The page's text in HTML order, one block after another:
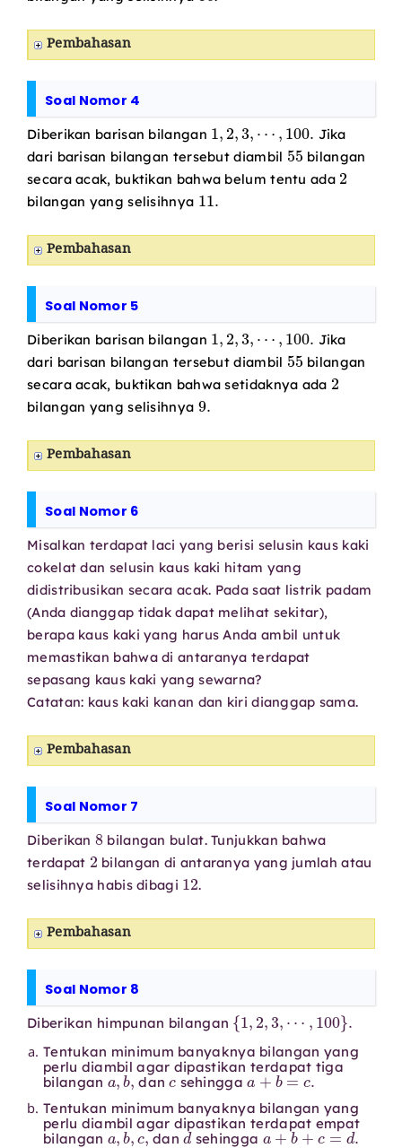
Pembahasan
Soal Nomor 4
Diberikan barisan bilangan
1,2,3,⋯,100.
Jika
dari barisan bilangan tersebut diambil
55
bilangan
secara acak, buktikan bahwa belum tentu ada
2
bilangan yang selisihnya
11.
Pembahasan
Soal Nomor 5
Diberikan barisan bilangan
1,2,3,⋯,100.
Jika
dari barisan bilangan tersebut diambil
55
bilangan
secara acak, buktikan bahwa setidaknya ada
2
bilangan yang selisihnya
9.
Pembahasan
Soal Nomor 6
Misalkan terdapat laci yang berisi selusin kaus kaki
cokelat dan selusin kaus kaki hitam yang
didistribusikan secara acak. Pada saat listrik padam
(Anda dianggap tidak dapat melihat sekitar),
berapa kaus kaki yang harus Anda ambil untuk
memastikan bahwa di antaranya terdapat
sepasang kaus kaki yang sewarna?
Catatan: kaus kaki kanan dan kiri dianggap sama.
Pembahasan
Soal Nomor 7
Diberikan
8
bilangan bulat. Tunjukkan bahwa
terdapat
2
bilangan di antaranya yang jumlah atau
selisihnya habis dibagi
12
.
Pembahasan
Soal Nomor 8
Diberikan himpunan bilangan
{1,2,3,⋯,100}.
Tentukan minimum banyaknya bilangan yang
perlu diambil agar dipastikan terdapat tiga
bilangan
a,b ,
dan
c
sehingga
a+b=c.
Tentukan minimum banyaknya bilangan yang
perlu diambil agar dipastikan terdapat empat
bilangan
a,b ,c,
dan
d
sehingga
a+b+c =d.